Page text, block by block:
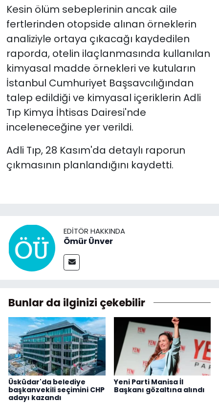
Kesin ölüm sebeplerinin ancak aile
fertlerinden otopside alınan örneklerin
analiziyle ortaya çıkacağı kaydedilen
raporda, otelin ilaçlanmasında kullanılan
kimyasal madde örnekleri ve kutuların
İstanbul Cumhuriyet Başsavcılığından
talep edildiği ve kimyasal içeriklerin Adli
Tıp Kimya İhtisas Dairesi'nde
inceleneceğine yer verildi.
Adli Tıp, 28 Kasım'da detaylı raporun
çıkmasının planlandığını kaydetti.
EDITÖR HAKKINDA
Ömür Ünver
Bunlar da ilginizi çekebilir
Üsküdar'da belediye
başkanvekili seçimini CHP
adayı kazandı
Yeni Parti Manisa İl
Başkanı gözaltına alındı